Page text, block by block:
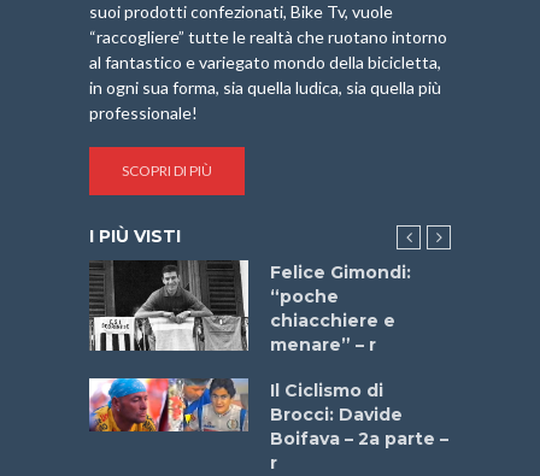
suoi prodotti confezionati, Bike Tv, vuole
“raccogliere” tutte le realtà che ruotano intorno
al fantastico e variegato mondo della bicicletta,
in ogni sua forma, sia quella ludica, sia quella più
professionale!
SCOPRI DI PIÙ
I PIÙ VISTI
Felice Gimondi:
“poche
chiacchiere e
menare” – r
Il Ciclismo di
Brocci: Davide
Boifava – 2a parte –
r